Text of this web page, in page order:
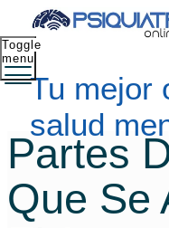
Tu mejor
salud
Toggle
menu
Partes
Que Se